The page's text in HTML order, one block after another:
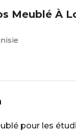
Meublé À
pour les